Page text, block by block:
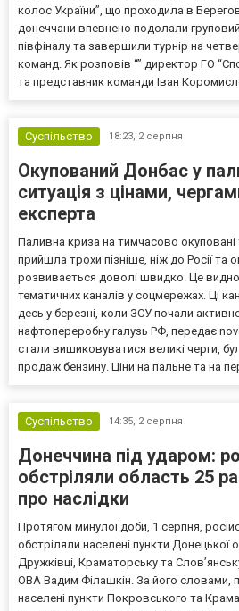
колос України”, що проходила в
донеччани впевнено подолали
півфіналу та завершили турнір на
команд. Як розповів “” директор ГО
та представник команди Іван
Суспільство 18:23, 2 серпня
Окупований Донбас у
ситуація з цінами,
експерта
Паливна криза на тимчасово окуповані
прийшла трохи пізніше, ніж до Росії та
розвивається доволі швидко. Це
тематичних каналів у соцмережах. Ці
десь у березні, коли ЗСУ почали
нафтопереробну галузь РФ, передає
стали вишиковуватися великі черги,
продаж бензину. Ціни на пальне та на
Суспільство 14:35, 2 серпня
Донеччина під ударом:
обстріляли область 25
про наслідки
Протягом минулої доби, 1 серпня,
обстріляли населені пункти Донецької
Дружківці, Краматорську та
ОВА Вадим Філашкін. За його словами,
населені пункти Покровського та